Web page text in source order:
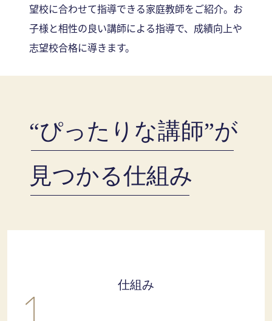
望校に合わせて指導できる家庭教師をご紹介。お
子様と相性の良い講師による指導で、成績向上や
志望校合格に導きます。
“ぴったりな講師”が
見つかる仕組み
仕組み